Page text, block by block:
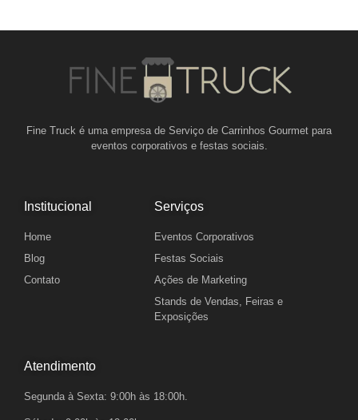
Fine Truck é uma empresa de Serviço de Carrinhos Gourmet para
eventos corporativos e festas sociais.
Institucional
Home
Blog
Contato
Serviços
Eventos Corporativos
Festas Sociais
Ações de Marketing
Stands de Vendas, Feiras e
Exposições
Atendimento
Segunda à Sexta: 9:00h às 18:00h.